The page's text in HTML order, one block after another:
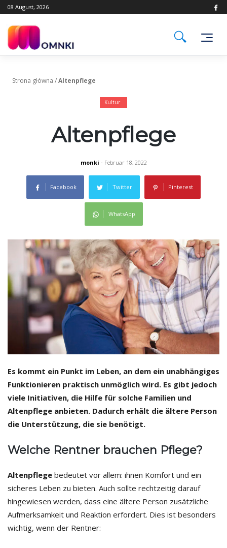
Skip
to
08 August, 2026
Strona główna /Altenpflege
Kultur
Altenpflege
monki - Februar 18, 2022
Facebook Twitter Pinterest
WhatsApp
Es kommt ein Punkt im Leben, an dem ein unabhängiges
Funktionieren praktisch unmöglich wird. Es gibt jedoch
viele Initiativen, die Hilfe für solche Familien und
Altenpflege anbieten. Dadurch erhält die ältere Person
die Unterstützung, die sie benötigt.
Welche Rentner brauchen Pflege?
Altenpflege bedeutet vor allem: ihnen Komfort und ein
sicheres Leben zu bieten. Auch sollte rechtzeitig darauf
hingewiesen werden, dass eine ältere Person zusätzliche
Aufmerksamkeit und Reaktion erfordert. Dies ist besonders
wichtig, wenn der Rentner: